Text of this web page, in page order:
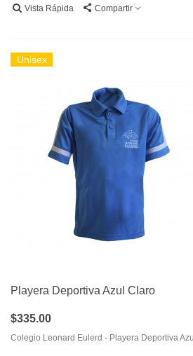
Vista Rápida Compartir
Unisex
Playera Deportiva Azul Claro
$335.00
Colegio Leonard Eulerd - Playera Deportiva